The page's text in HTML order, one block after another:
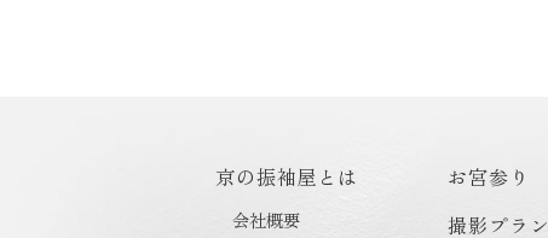
京の振袖屋とは
会社概要
お宮参り
撮影プラン